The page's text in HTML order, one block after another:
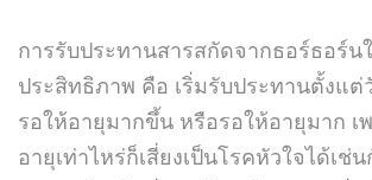
การรับประทานสารสกัดจากธอร์ธอร์น
ประสิทธิภาพ คือ เริ่มรับประทานตั้งแ
รอให้อายุมากขึ้น หรือรอให้อายุมาก เ
อายุเท่าไหร่ก็เสี่ยงเป็นโรคหัวใจได้เช่